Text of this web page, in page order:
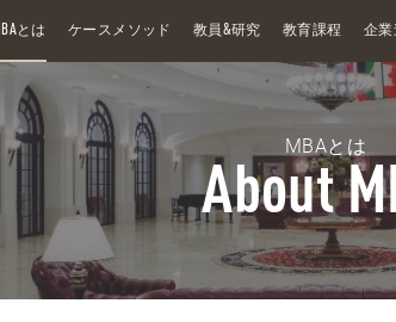
とは ケースメソッド 教員&研究 教育課程 企業
MBAとは
About